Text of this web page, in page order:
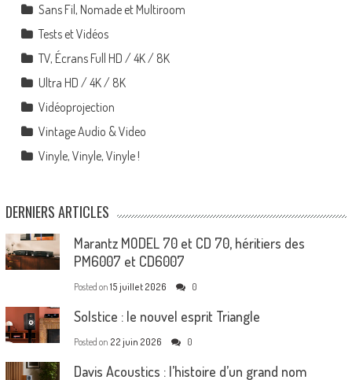
Sans Fil, Nomade et Multiroom
Tests et Vidéos
TV, Écrans Full HD / 4K / 8K
Ultra HD / 4K / 8K
Vidéoprojection
Vintage Audio & Video
Vinyle, Vinyle, Vinyle !
DERNIERS ARTICLES
Marantz MODEL 70 et CD 70, héritiers des
PM6007 et CD6007
Posted on 15 juillet 2026 0
Solstice : le nouvel esprit Triangle
Posted on 22 juin 2026 0
Davis Acoustics : l’histoire d’un grand nom